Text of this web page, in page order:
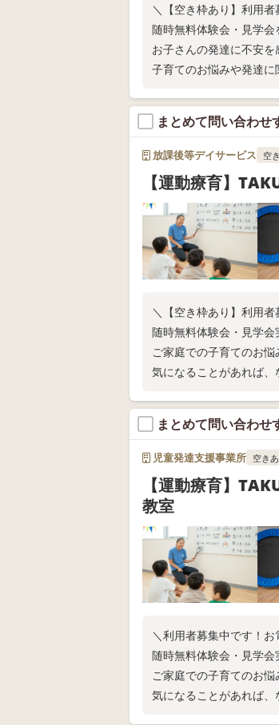
＼【空き枠あり】利用
随時無料体験会・見学
お子さんの発達に不安
子育てのお悩みや発達
まとめて問い合わせ
放課後等デイサービス 空
【運動療育】
＼【空き枠あり】利用
随時無料体験会・見学
ご家庭での子育てのお
気になることがあれば、
まとめて問い合わせ
児童発達支援事業所 空き
【運動療育】
教室
＼利用者募集中です！
随時無料体験会・見学
ご家庭での子育てのお
気になることがあれば、